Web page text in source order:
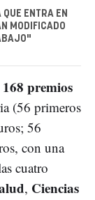
ENTRA EN
MODIFICADO
168 premios
(56 primeros
56
con una
cuatro
, Ciencias